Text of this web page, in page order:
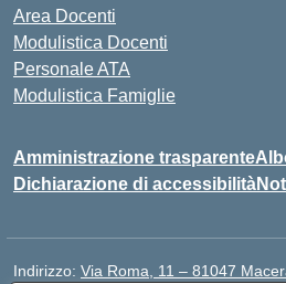
Area Docenti
Modulistica Docenti
Personale ATA
Modulistica Famiglie
Amministrazione trasparente
Dichiarazione di accessibilità
Indirizzo: Via Roma, 11 – 81047